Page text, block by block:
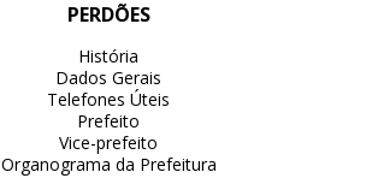
PERDÕES
História
Dados Gerais
Telefones Úteis
Prefeito
Vice-prefeito
Organograma da Prefeitura